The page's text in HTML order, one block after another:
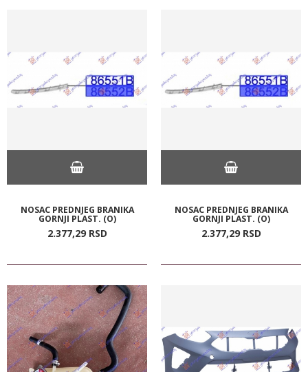
NOSAC PREDNJEG BRANIKA
GORNJI PLAST. (O)
2.377,29 RSD
NOSAC PREDNJEG BRANIKA
GORNJI PLAST. (O)
2.377,29 RSD